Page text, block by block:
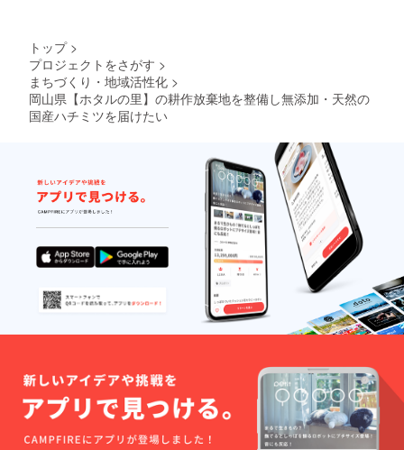
トップ >
プロジェクトをさがす >
まちづくり・地域活性化 >
岡山県【ホタルの里】の耕作放棄地を整備し無添加・天然の
国産ハチミツを届けたい